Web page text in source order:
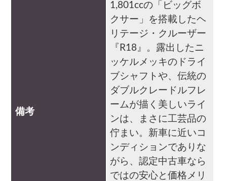
備考
1,801ccの「ビッグボ
クサー」を搭載したヘ
リテージ・クルーザー
『R18』。露出したニ
ッケルメッキのドライ
ブシャフトや、伝統の
ダブルクレードルフレ
ームが描く美しいライ
ンは、まさに工芸品の
佇まい。新車に近いコ
ンディションでありな
がら、認定中古車なら
ではの安心と価格メリ